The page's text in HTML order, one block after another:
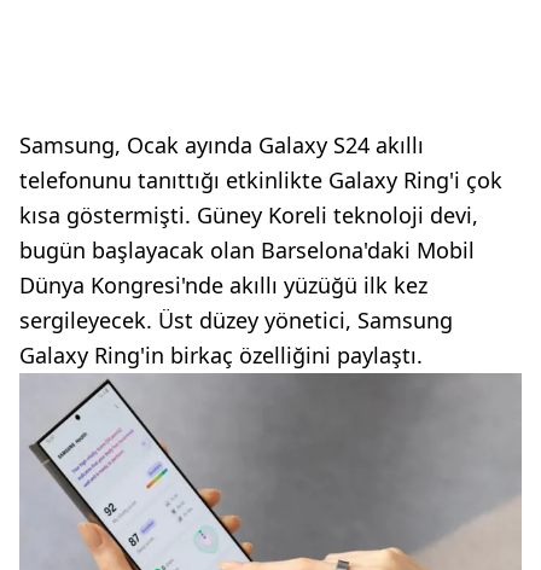
Samsung, Ocak ayında Galaxy S24 akıllı
telefonunu tanıttığı etkinlikte Galaxy Ring'i çok
kısa göstermişti. Güney Koreli teknoloji devi,
bugün başlayacak olan Barselona'daki Mobil
Dünya Kongresi'nde akıllı yüzüğü ilk kez
sergileyecek. Üst düzey yönetici, Samsung
Galaxy Ring'in birkaç özelliğini paylaştı.